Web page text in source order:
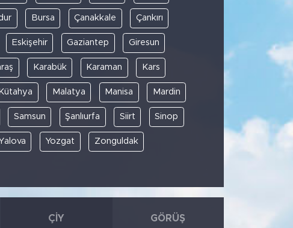
Bursa Çanakkale Çankırı
Eskişehir Gaziantep Giresun
Karabük Karaman Kars
Kütahya Malatya Manisa Mardin
Samsun Şanlıurfa Siirt Sinop
Yozgat Zonguldak
ÇIY GÖRÜŞ